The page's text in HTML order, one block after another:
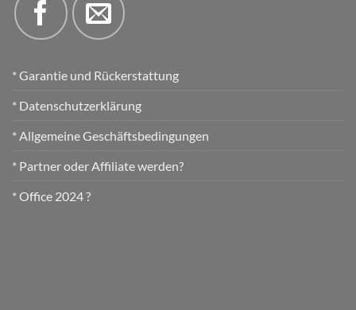
* Garantie und Rückerstattung
* Datenschutzerklärung
* Allgemeine Geschäftsbedingungen
* Partner oder Affiliate werden?
* Office 2024 ?